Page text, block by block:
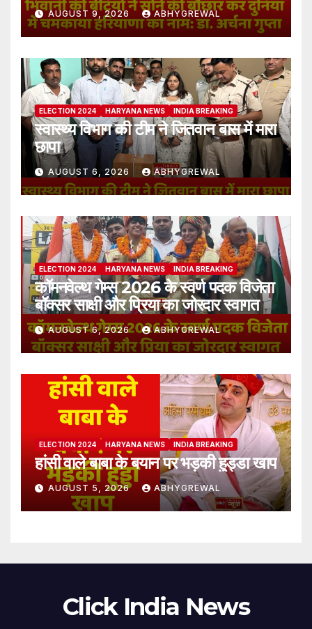
AUGUST 9, 2026 ABHYGREWAL
ELECTION 2024 HARYANA NEWS INDIA BREAKING
स्वास्थ्य विभाग की टीम ने जितवान बास में मारा
छापा
AUGUST 6, 2026 ABHYGREWAL
ELECTION 2024 HARYANA NEWS INDIA BREAKING
कॉमनवेल्थ गेम्स 2026 के स्वर्ण पदक विजेता
बॉक्सर साक्षी और प्रिया का जोरदार स्वागत
AUGUST 6, 2026 ABHYGREWAL
ELECTION 2024 HARYANA NEWS INDIA BREAKING
हांसी वाले बाबा के बयान पर भड़की हुड्डा खाप
AUGUST 5, 2026 ABHYGREWAL
Click India News